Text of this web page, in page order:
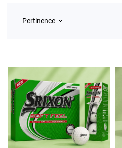
Pertinence keyboard_arrow_down